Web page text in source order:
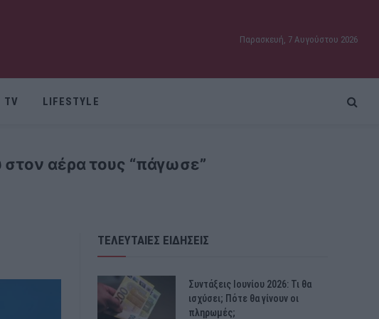
Παρασκευή, 7 Αυγούστου 2026
TV LIFESTYLE
αέρα τους “πάγωσε”
ΤΕΛΕΥΤΑΙΕΣ ΕΙΔΗΣΕΙΣ
Συντάξεις Ιουνίου 2026: Τι θα
ισχύσει; Πότε θα γίνουν οι
πληρωμές;